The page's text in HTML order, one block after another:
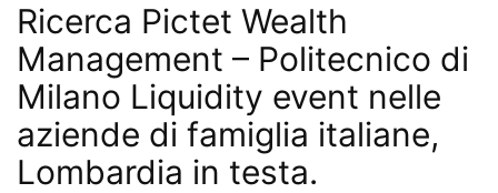
Ricerca Pictet Wealth
Management – Politecnico di
Milano Liquidity event nelle
aziende di famiglia italiane,
Lombardia in testa.